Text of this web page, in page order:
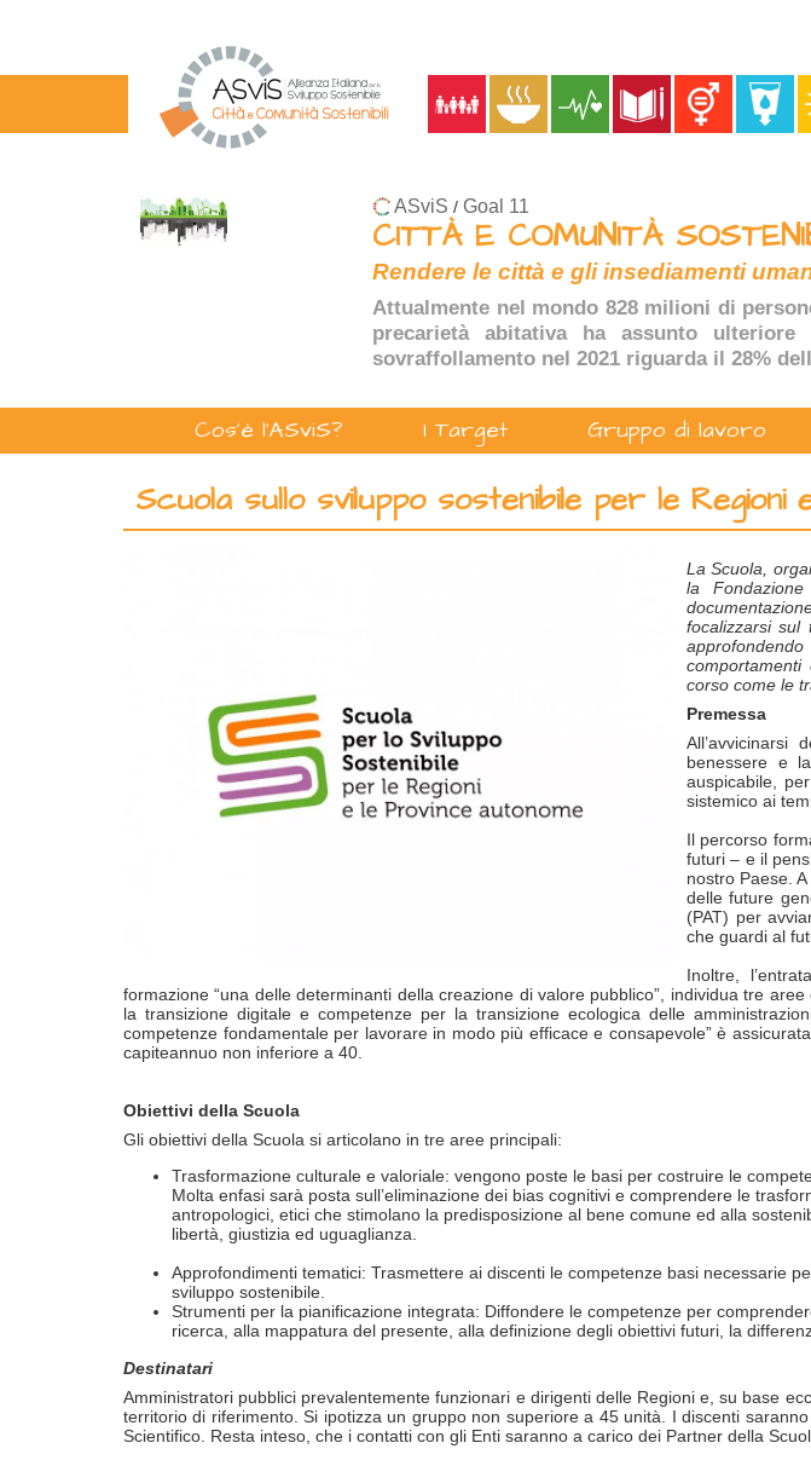
ASviS / Goal 11
CITTÀ E COMUNITÀ
Rendere le città e gli insediamenti
Attualmente nel mondo 828 milioni di
precarietà abitativa ha assunto
sovraffollamento nel 2021 riguarda il 28%
Cos'è l'ASviS? I Target Gruppo di lavoro
Scuola sullo sviluppo sostenibile per le
La Scuola,
la
focalizzarsi sul
corso come le
Premessa
All’avvicinarsi
benessere e
auspicabile,
sistemico ai
Il percorso
futuri – e il
nostro Paese.
delle future
(PAT) per
che guardi al
Inoltre,
formazione “una delle determinanti della creazione di valore pubblico”, individua tre
la transizione digitale e competenze per la transizione ecologica delle
competenze fondamentale per lavorare in modo più efficace e consapevole” è
capiteannuo non inferiore a 40.
Obiettivi della Scuola
Gli obiettivi della Scuola si articolano in tre aree principali:
Trasformazione culturale e valoriale: vengono poste le basi per costruire le
Molta enfasi sarà posta sull’eliminazione dei bias cognitivi e comprendere le
antropologici, etici che stimolano la predisposizione al bene comune ed alla
libertà, giustizia ed uguaglianza.
Approfondimenti tematici: Trasmettere ai discenti le competenze basi necessarie
sviluppo sostenibile.
Strumenti per la pianificazione integrata: Diffondere le competenze per
ricerca, alla mappatura del presente, alla definizione degli obiettivi futuri, la
Destinatari
Amministratori pubblici prevalentemente funzionari e dirigenti delle Regioni e, su base
territorio di riferimento. Si ipotizza un gruppo non superiore a 45 unità. I discenti
Scientifico. Resta inteso, che i contatti con gli Enti saranno a carico dei Partner della